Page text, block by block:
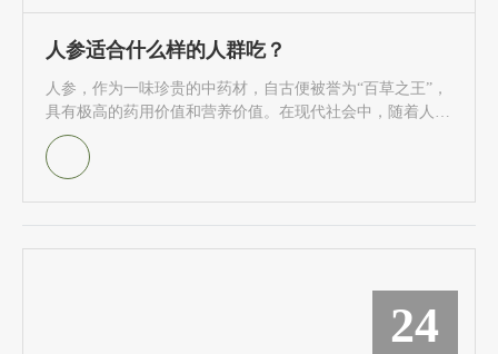
人参适合什么样的人群吃？
人参，作为一味珍贵的中药材，自古便被誉为“百草之王”，
具有极高的药用价值和营养价值。在现代社会中，随着人们
生活水平的提高和对健康的重视，越来越多的人开始关注人
参的食用与保健作用。那么，人参究竟适合什么样的人群食
用呢？本文将从多个角度进行探讨。
24